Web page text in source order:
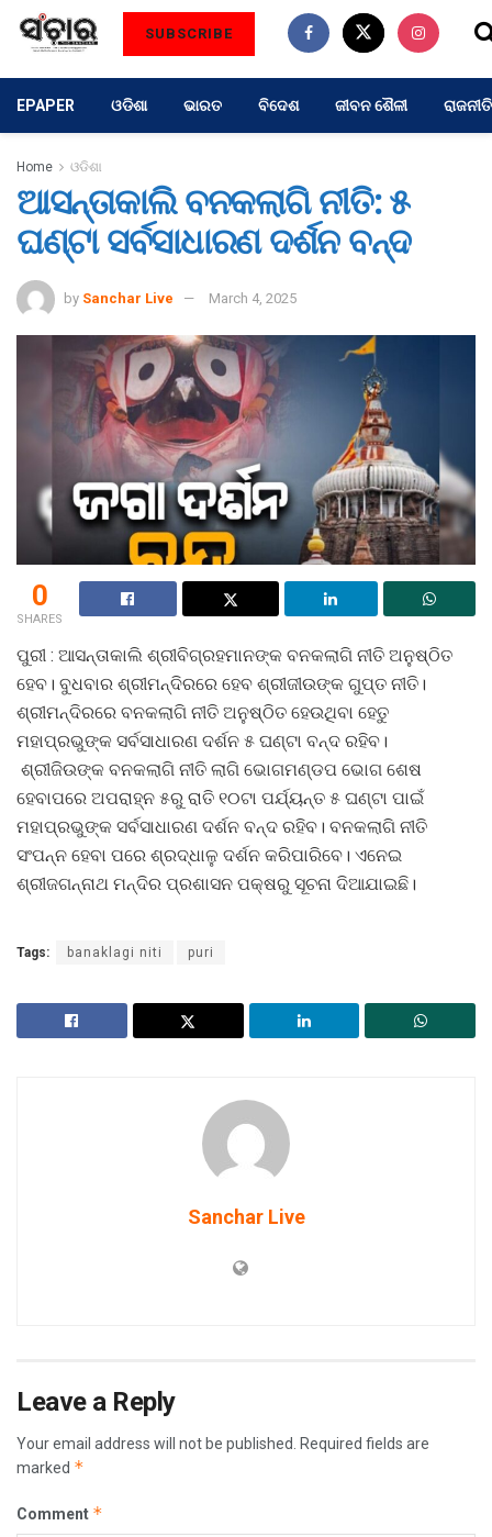
SUBSCRIBE
EPAPER ଓଡିଶା ଭାରତ ବିଦେଶ ଜୀବନ ଶୈଳୀ ରାଜନୀତି
Home ଓଡିଶା
ଆସନ୍ତାକାଲି ବନକଲାଗି ନୀତି: ୫
ଘଣ୍ଟା ସର୍ବସାଧାରଣ ଦର୍ଶନ ବନ୍ଦ
by Sanchar Live March 4, 2025
0
SHARES
ପୁରୀ : ଆସନ୍ତାକାଲି ଶ୍ରୀବିଗ୍ରହମାନଙ୍କ ବନକଲାଗି ନୀତି ଅନୁଷ୍ଠିତ
ହେବ। ବୁଧବାର ଶ୍ରୀମନ୍ଦିରରେ ହେବ ଶ୍ରୀଜୀଉଙ୍କ ଗୁପ୍ତ ନୀତି।
ଶ୍ରୀମନ୍ଦିରରେ ବନକଲାଗି ନୀତି ଅନୁଷ୍ଠିତ ହେଉଥିବା ହେତୁ
ମହାପ୍ରଭୁଙ୍କ ସର୍ବସାଧାରଣ ଦର୍ଶନ ୫ ଘଣ୍ଟା ବନ୍ଦ ରହିବ।
ଶ୍ରୀଜିଉଙ୍କ ବନକଲାଗି ନୀତି ଲାଗି ଭୋଗମଣ୍ଡପ ଭୋଗ ଶେଷ
ହେବାପରେ ଅପରାହ୍ନ ୫ରୁ ରାତି ୧୦ଟା ପର୍ଯ୍ୟନ୍ତ ୫ ଘଣ୍ଟା ପାଇଁ
ମହାପ୍ରଭୁଙ୍କ ସର୍ବସାଧାରଣ ଦର୍ଶନ ବନ୍ଦ ରହିବ। ବନକଲାଗି ନୀତି
ସଂପନ୍ନ ହେବା ପରେ ଶ୍ରଦ୍ଧାଳୁ ଦର୍ଶନ କରିପାରିବେ। ଏନେଇ
ଶ୍ରୀଜଗନ୍ନାଥ ମନ୍ଦିର ପ୍ରଶାସନ ପକ୍ଷରୁ ସୂଚନା ଦିଆଯାଇଛି।
Tags: banaklagi niti puri
Sanchar Live
Leave a Reply
Your email address will not be published.
Required fields are
marked *
Comment *